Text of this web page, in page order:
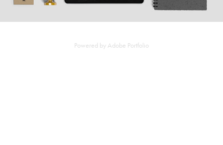
Powered by Adobe Portfolio